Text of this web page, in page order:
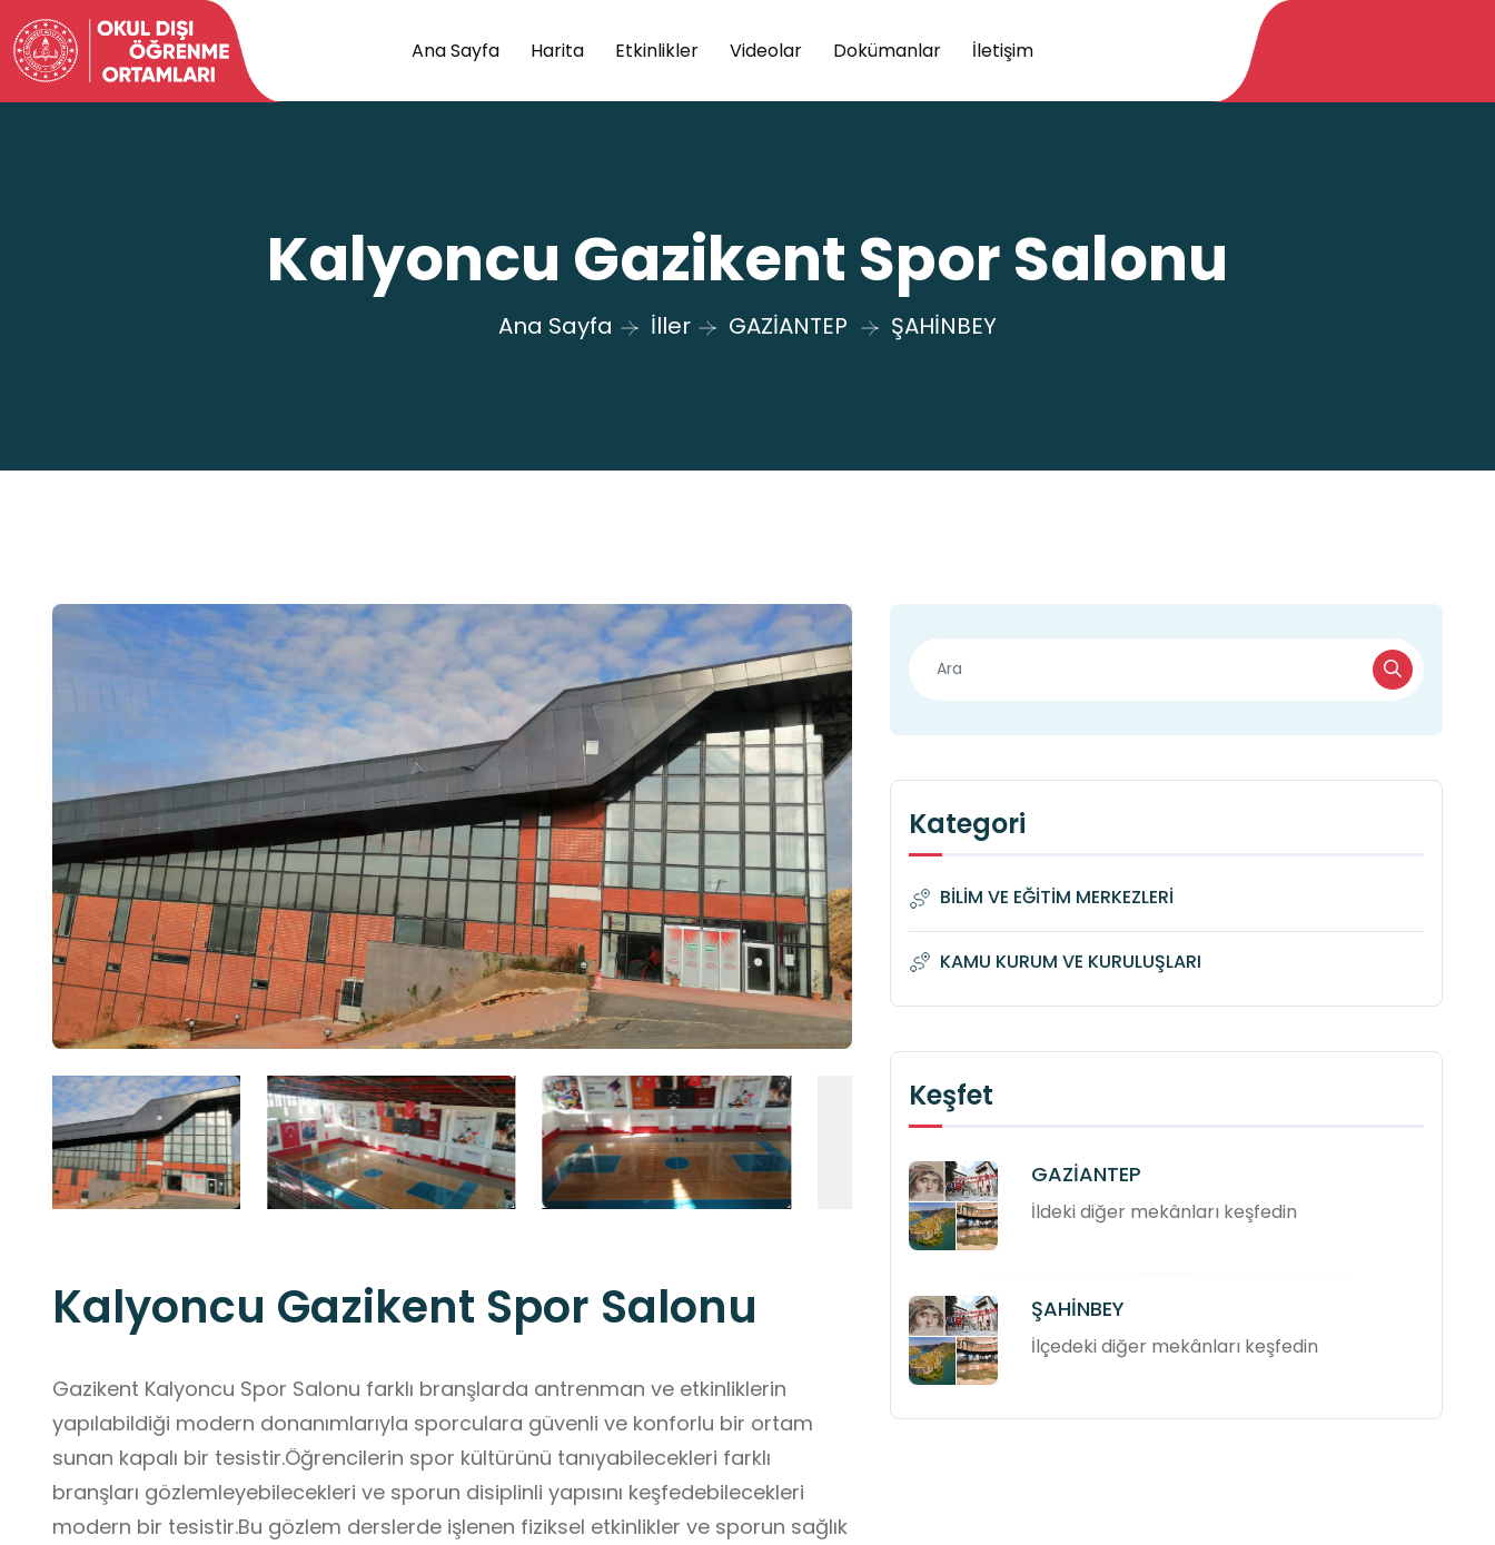
Ana Sayfa Harita Etkinlikler Videolar Dokümanlar İletişim
Kalyoncu Gazikent Spor Salonu
Ana Sayfa İller GAZİANTEP ŞAHİNBEY
Kalyoncu Gazikent Spor Salonu
Gazikent Kalyoncu Spor Salonu farklı branşlarda antrenman ve etkinliklerin
yapılabildiği modern donanımlarıyla sporculara güvenli ve konforlu bir ortam
sunan kapalı bir tesistir.Öğrencilerin spor kültürünü tanıyabilecekleri farklı
branşları gözlemleyebilecekleri ve sporun disiplinli yapısını keşfedebilecekleri
modern bir tesistir.Bu gözlem derslerde işlenen fiziksel etkinlikler ve sporun sağlık
Kategori
BİLİM VE EĞİTİM MERKEZLERİ
KAMU KURUM VE KURULUŞLARI
Keşfet
GAZİANTEP
İldeki diğer mekânları keşfedin
ŞAHİNBEY
İlçedeki diğer mekânları keşfedin